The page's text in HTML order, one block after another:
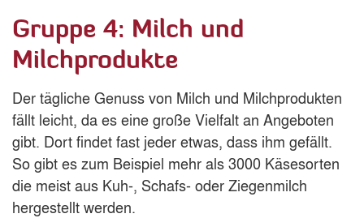
Gruppe 4: Milch und
Milchprodukte
Der tägliche Genuss von Milch und Milchprodukten
fällt leicht, da es eine große Vielfalt an Angeboten
gibt. Dort findet fast jeder etwas, dass ihm gefällt.
So gibt es zum Beispiel mehr als 3000 Käsesorten
die meist aus Kuh-, Schafs- oder Ziegenmilch
hergestellt werden.